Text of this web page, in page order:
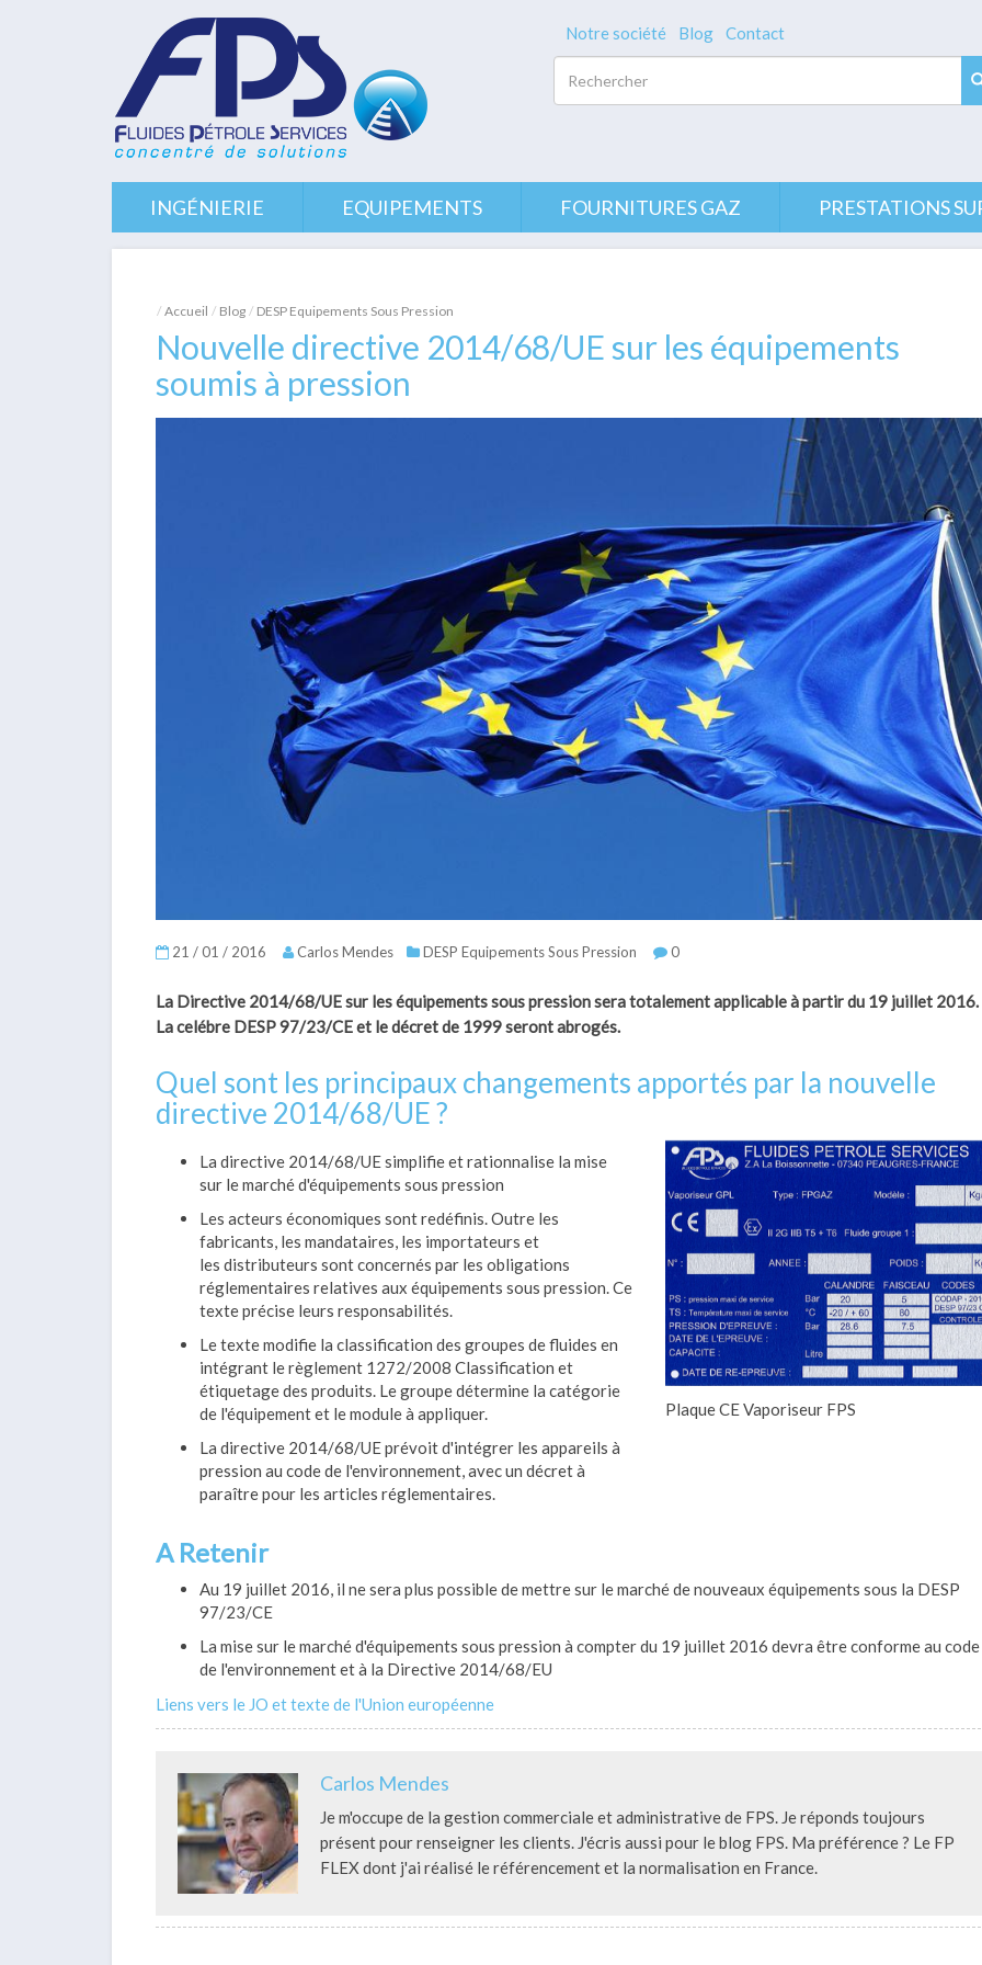
Notre société Blog Contact
Rechercher
INGÉNIERIE EQUIPEMENTS FOURNITURES GAZ PRESTATIONS
Accueil Blog DESP Equipements Sous Pression
Nouvelle directive 2014/68/UE sur les équipements
soumis à pression
21 / 01 / 2016 Carlos Mendes DESP Equipements Sous Pression 0
La Directive 2014/68/UE sur les équipements sous pression sera totalement applicable à partir du 19 juillet 2016.
La celébre DESP 97/23/CE et le décret de 1999 seront abrogés.
Quel sont les principaux changements apportés par la nouvelle
directive 2014/68/UE ?
La directive 2014/68/UE simplifie et rationnalise la mise
sur le marché d'équipements sous pression
Les acteurs économiques sont redéfinis. Outre les
fabricants, les mandataires, les importateurs et
les distributeurs sont concernés par les obligations
réglementaires relatives aux équipements sous pression. Ce
texte précise leurs responsabilités.
Le texte modifie la classification des groupes de fluides en
intégrant le règlement 1272/2008 Classification et
étiquetage des produits. Le groupe détermine la catégorie
de l'équipement et le module à appliquer.
La directive 2014/68/UE prévoit d'intégrer les appareils à
pression au code de l'environnement, avec un décret à
paraître pour les articles réglementaires.
Plaque CE Vaporiseur FPS
A Retenir
Au 19 juillet 2016, il ne sera plus possible de mettre sur le marché de nouveaux équipements sous la DESP
97/23/CE
La mise sur le marché d'équipements sous pression à compter du 19 juillet 2016 devra être conforme au code
de l'environnement et à la Directive 2014/68/EU
Liens vers le JO et texte de l'Union européenne
Carlos Mendes
Je m'occupe de la gestion commerciale et administrative de FPS. Je réponds toujours
présent pour renseigner les clients. J'écris aussi pour le blog FPS. Ma préférence ? Le FP
FLEX dont j'ai réalisé le référencement et la normalisation en France.